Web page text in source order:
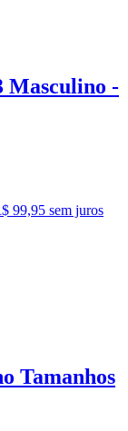
Masculino -
99,95 sem juros
Tamanhos